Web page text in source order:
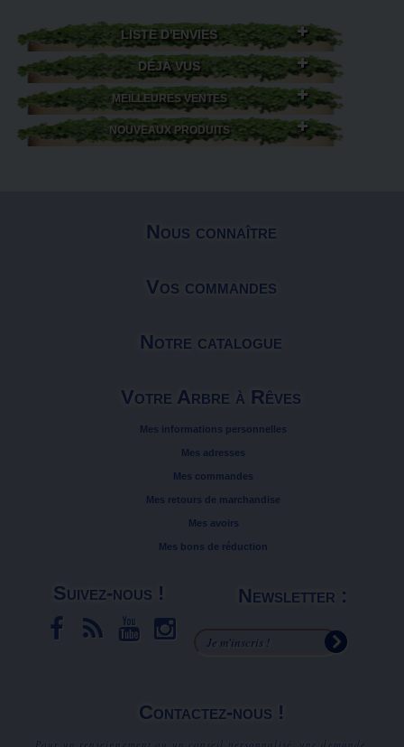
LISTE D'ENVIES
DÉJÀ VUS
MEILLEURES VENTES
NOUVEAUX PRODUITS
Nous connaître
Vos commandes
Notre catalogue
Votre Arbre à Rêves
Mes informations personnelles
Mes adresses
Mes commandes
Mes retours de marchandise
Mes avoirs
Mes bons de réduction
Suivez-nous ! Newsletter :
Contactez-nous !
Pour un renseignement ou un conseil personnalisé, une demande